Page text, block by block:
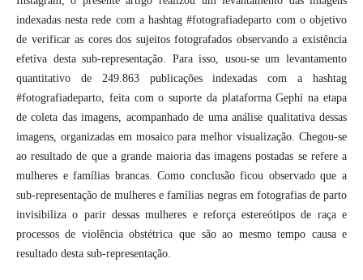
indexadas nesta rede com a hashtag #fotografiadeparto com o objetivo
de verificar as cores dos sujeitos fotografados observando a existência
efetiva desta sub-representação. Para isso, usou-se um levantamento
quantitativo de 249.863 publicações indexadas com a hashtag
#fotografiadeparto, feita com o suporte da plataforma Gephi na etapa
de coleta das imagens, acompanhado de uma análise qualitativa dessas
imagens, organizadas em mosaico para melhor visualização. Chegou-se
ao resultado de que a grande maioria das imagens postadas se refere a
mulheres e famílias brancas. Como conclusão ficou observado que a
sub-representação de mulheres e famílias negras em fotografias de parto
invisibiliza o parir dessas mulheres e reforça estereótipos de raça e
processos de violência obstétrica que são ao mesmo tempo causa e
resultado desta sub-representação.